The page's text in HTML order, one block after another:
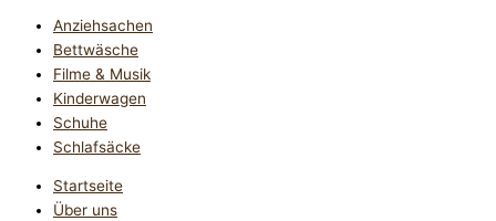
Anziehsachen
Bettwäsche
Filme & Musik
Kinderwagen
Schuhe
Schlafsäcke
Startseite
Über uns